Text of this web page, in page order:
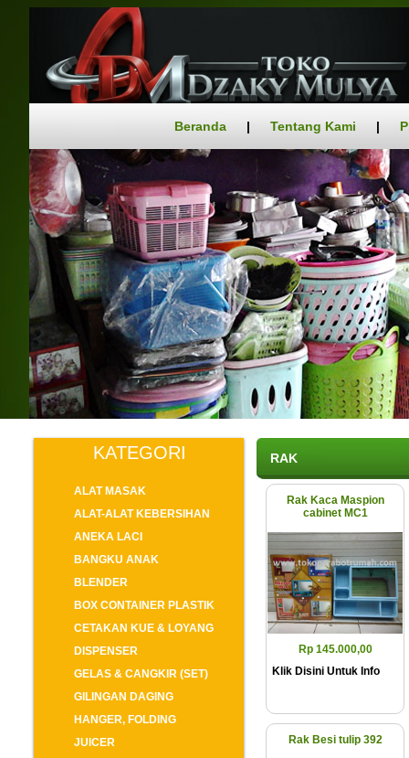
Beranda | Tentang Kami |
KATEGORI
ALAT MASAK
ALAT-ALAT KEBERSIHAN
ANEKA LACI
BANGKU ANAK
BLENDER
BOX CONTAINER PLASTIK
CETAKAN KUE & LOYANG
DISPENSER
GELAS & CANGKIR (SET)
GILINGAN DAGING
HANGER, FOLDING
JUICER
RAK
Rak Kaca Maspion
cabinet MC1
Rp 145.000,00
Klik Disini Untuk Info
Rak Besi tulip 392